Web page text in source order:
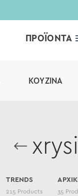
ΠΡΟΪΟΝΤΑ
ΚΟΥΖΊΝΑ
xrysi
TRENDS
215 Products 35